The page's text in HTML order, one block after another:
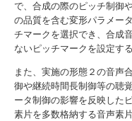
で、合成の際のピッチ制御
の品質を含む変形パラメー
チマークを選択でき、合成
ないピッチマークを設定す
また、実施の形態２の音声
御や継続時間長制御等の聴
ータ制御の影響を反映した
素片を多数格納する音声素